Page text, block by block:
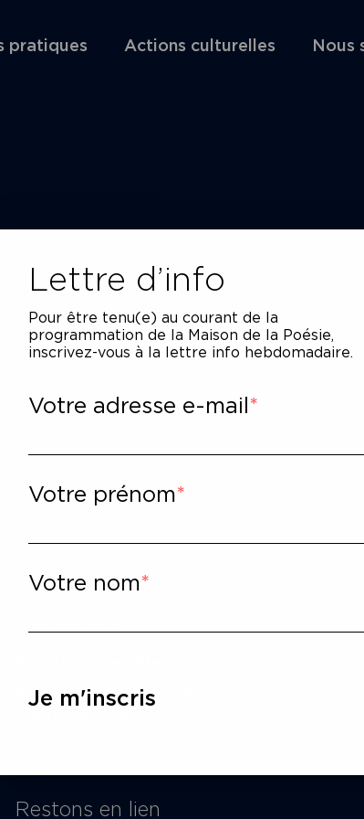
pratiques Actions culturelles Nous
- Scène littéraire REVUE LA DÉFERLANTE – « CE QUE #METOO A FAIT À LA
Informations techniques
Restons en lien
Lettre d’info
Pour être tenu(e) au courant de la
programmation de la Maison de la Poésie,
inscrivez-vous à la lettre info hebdomadaire.
Votre adresse e-mail
Votre prénom
Votre nom
Je m'inscris